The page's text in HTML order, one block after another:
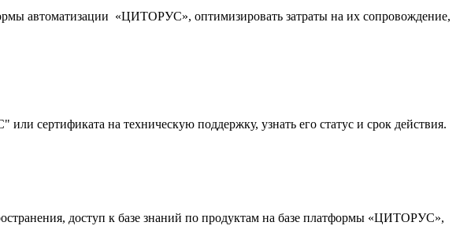
автоматизации «ЦИТОРУС», оптимизировать затраты на их сопровождение,
сертификата на техническую поддержку, узнать его статус и срок действия.
доступ к базе знаний по продуктам на базе платформы «ЦИТОРУС»,